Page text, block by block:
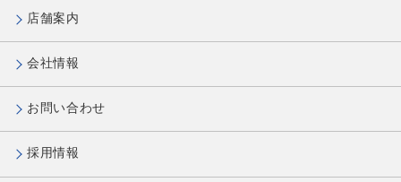
店舗案内
会社情報
お問い合わせ
採用情報